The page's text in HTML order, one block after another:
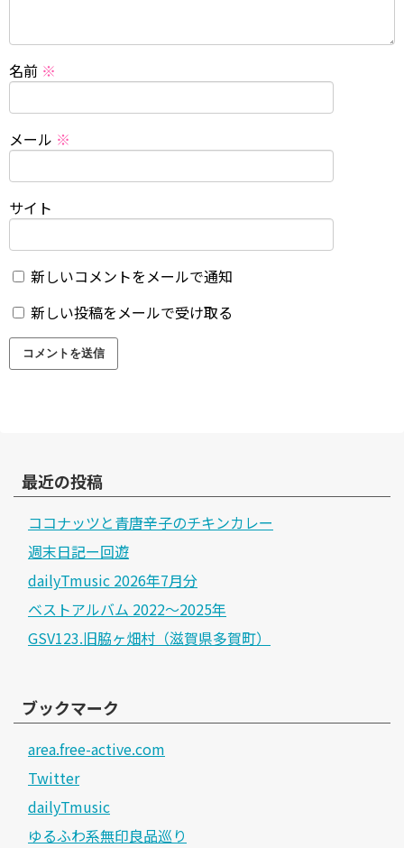
名前 ※
メール ※
サイト
新しいコメントをメールで通知
新しい投稿をメールで受け取る
最近の投稿
ココナッツと青唐辛子のチキンカレー
週末日記ー回遊
dailyTmusic 2026年7月分
ベストアルバム 2022～2025年
GSV123.旧脇ヶ畑村（滋賀県多賀町）
ブックマーク
area.free-active.com
Twitter
dailyTmusic
ゆるふわ系無印良品巡り